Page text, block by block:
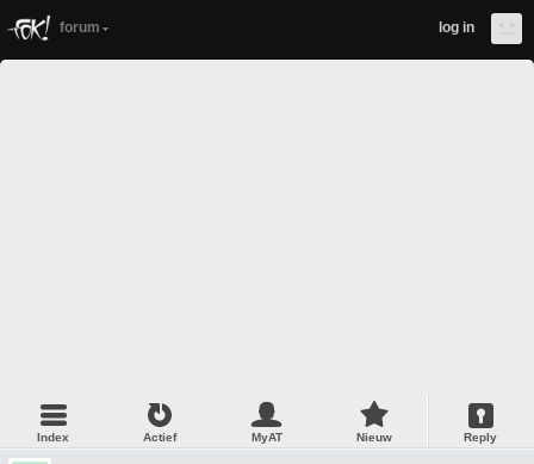
forum log in
Index Actief MyAT Nieuw Reply